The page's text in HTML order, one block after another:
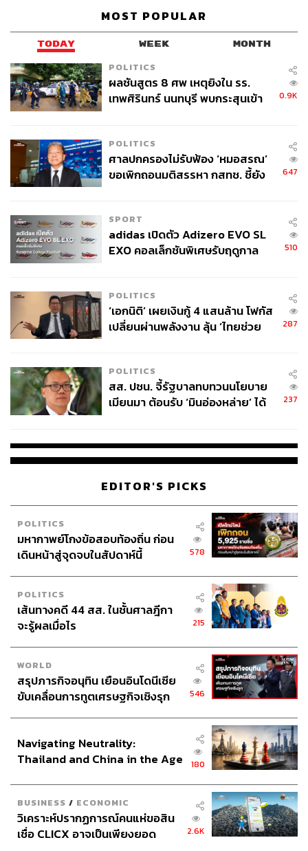
MOST POPULAR
TODAY WEEK MONTH
POLITICS
ผลชันสูตร 8 ศพ เหตุยิงใน รร.
เทพศิรินทร์ นนทบุรี พบกระสุนเข้า
0.9K
POLITICS
ศาลปกครองไม่รับฟ้อง ‘หมอสรณ’
ขอเพิกถอนมติสรรหา กสทช. ชี้ยัง
647
SPORT
adidas เปิดตัว Adizero EVO SL
EXO คอลเล็กชันพิเศษรับฤดูกาล
510
POLITICS
‘เอกนิติ’ เผยเงินกู้ 4 แสนล้าน โฟกัส
เปลี่ยนผ่านพลังงาน ลุ้น ‘ไทยช่วย
287
POLITICS
สส. ปชน. จี้รัฐบาลทบทวนนโยบาย
เมียนมา ต้อนรับ ‘มินอ่องหล่าย’ ได้
237
EDITOR'S PICKS
POLITICS
มหากาพย์โกงข้อสอบท้องถิ่น ก่อน
เดินหน้าสู่จุดจบในสัปดาห์นี้
578
POLITICS
เส้นทางคดี 44 สส. ในชั้นศาลฎีกา
จะรู้ผลเมื่อไร
215
WORLD
สรุปภารกิจอนุทิน เยือนอินโดนีเซีย
ขับเคลื่อนการทูตเศรษฐกิจเชิงรุก
546
Navigating Neutrality:
Thailand and China in the Age
180
BUSINESS / ECONOMIC
วิเคราะห์ปรากฏการณ์คนแห่ขอสิน
เชื่อ CLICX อาจเป็นเพียงยอด
2.6K